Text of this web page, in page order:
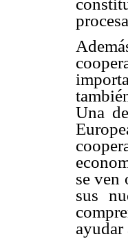
Una
se ven
sus
ayudar